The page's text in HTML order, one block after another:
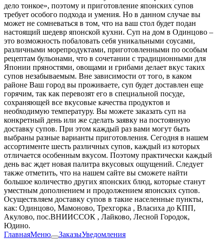
дело тонкое», поэтому и приготовление японских супов
требует особого подхода и умения. Но в данном случае вы
может не сомневаться в том, что на ваш стол будет подан
настоящий шедевр японской кухни. Суп на дом в Одинцово –
это возможность побаловать себя уникальными соусами,
различными морепродуктами, приготовленными по особым
рецептам бульонами, что в сочетании с традиционными для
Японии пряностями, овощами и грибами делает вкус таких
супов незабываемым. Вне зависимости от того, в каком
районе Ваш город вы проживаете, суп будет доставлен еще
горячим, так как перевозят его в специальной посуде,
сохраняющей все вкусовые качества продуктов и
необходимую температуру. Вы можете заказать суп на
конкретный день или же сделать заявку на постоянную
доставку супов. При этом каждый раз вами могут быть
выбраны разные варианты приготовления. Сегодня в нашем
ассортименте шесть различных супов, каждый из которых
отличается особенным вкусом. Поэтому практически каждый
день вас ждет новая палитра вкусовых ощущений. Следует
также отметить, что на нашем сайте вы сможете найти
большое количество других японских блюд, которые станут
уместным дополнением и продолжением японских супов.
Осуществляем доставку супов в такие населенные пункты,
как: Одинцово, Мамоново, Трехгoрка , Влaсиха до КПП,
Акулoво, пос.ВНИИССОК , Лайково, Лесной Городок,
Юдинo.
ГлавнаяМеню ЗаказыУведомления